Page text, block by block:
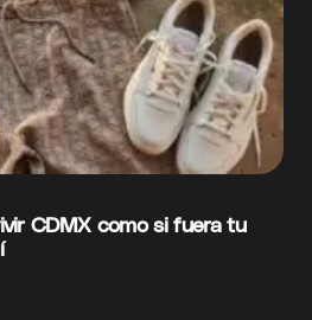
CDMX como si fuera tu